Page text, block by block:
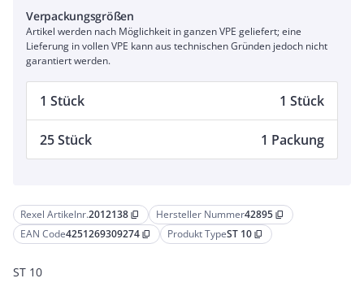
Rexel Artikelnr.2012138 content_copy Hersteller Nummer42895 content_copy
EAN Code4251269309274 content_copy Produkt TypeST 10 content_copy
ST 10
Verpackungsgrößen
Artikel werden nach Möglichkeit in ganzen VPE geliefert; eine
Lieferung in vollen VPE kann aus technischen Gründen jedoch nicht
garantiert werden.
1 Stück 1 Stück
25 Stück 1 Packung